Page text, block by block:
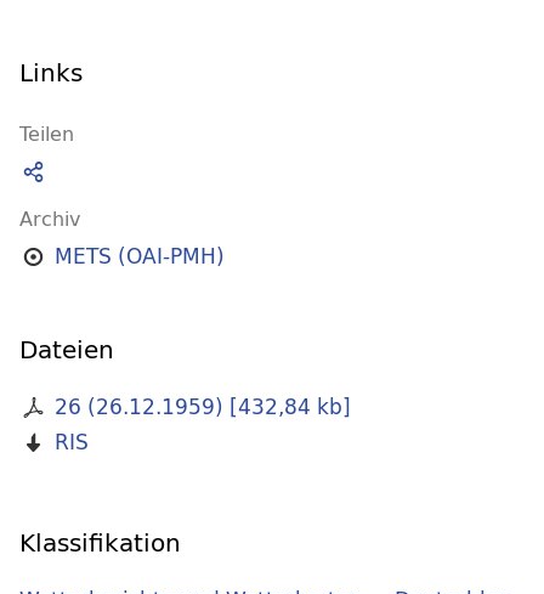
Links
Teilen
Archiv
METS (OAI-PMH)
Dateien
26 (26.12.1959) [432,84 kb]
RIS
Klassifikation